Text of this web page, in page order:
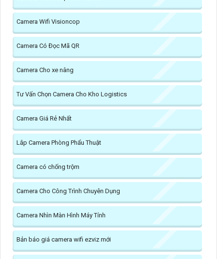
Camera Wifi Visioncop
Camera Có Đọc Mã QR
Camera Cho xe nâng
Tư Vấn Chọn Camera Cho Kho Logistics
Camera Giá Rẻ Nhất
Lắp Camera Phòng Phẩu Thuật
Camera có chống trộm
Camera Cho Công Trình Chuyên Dụng
Camera Nhìn Màn Hình Máy Tính
Bản báo giá camera wifi ezviz mới